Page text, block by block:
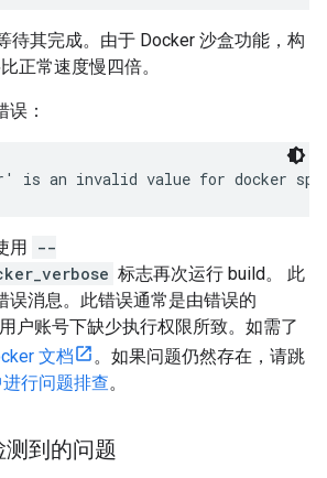
待其完成。由于 Docker 沙盒功能，构
正常速度慢四倍。
：
用 --
标志再次运行 build。 此
误消息。此错误通常是由错误的
户账号下缺少执行权限所致。如需了
文档
。如果问题仍然存在，请跳
行问题排查。
到的问题